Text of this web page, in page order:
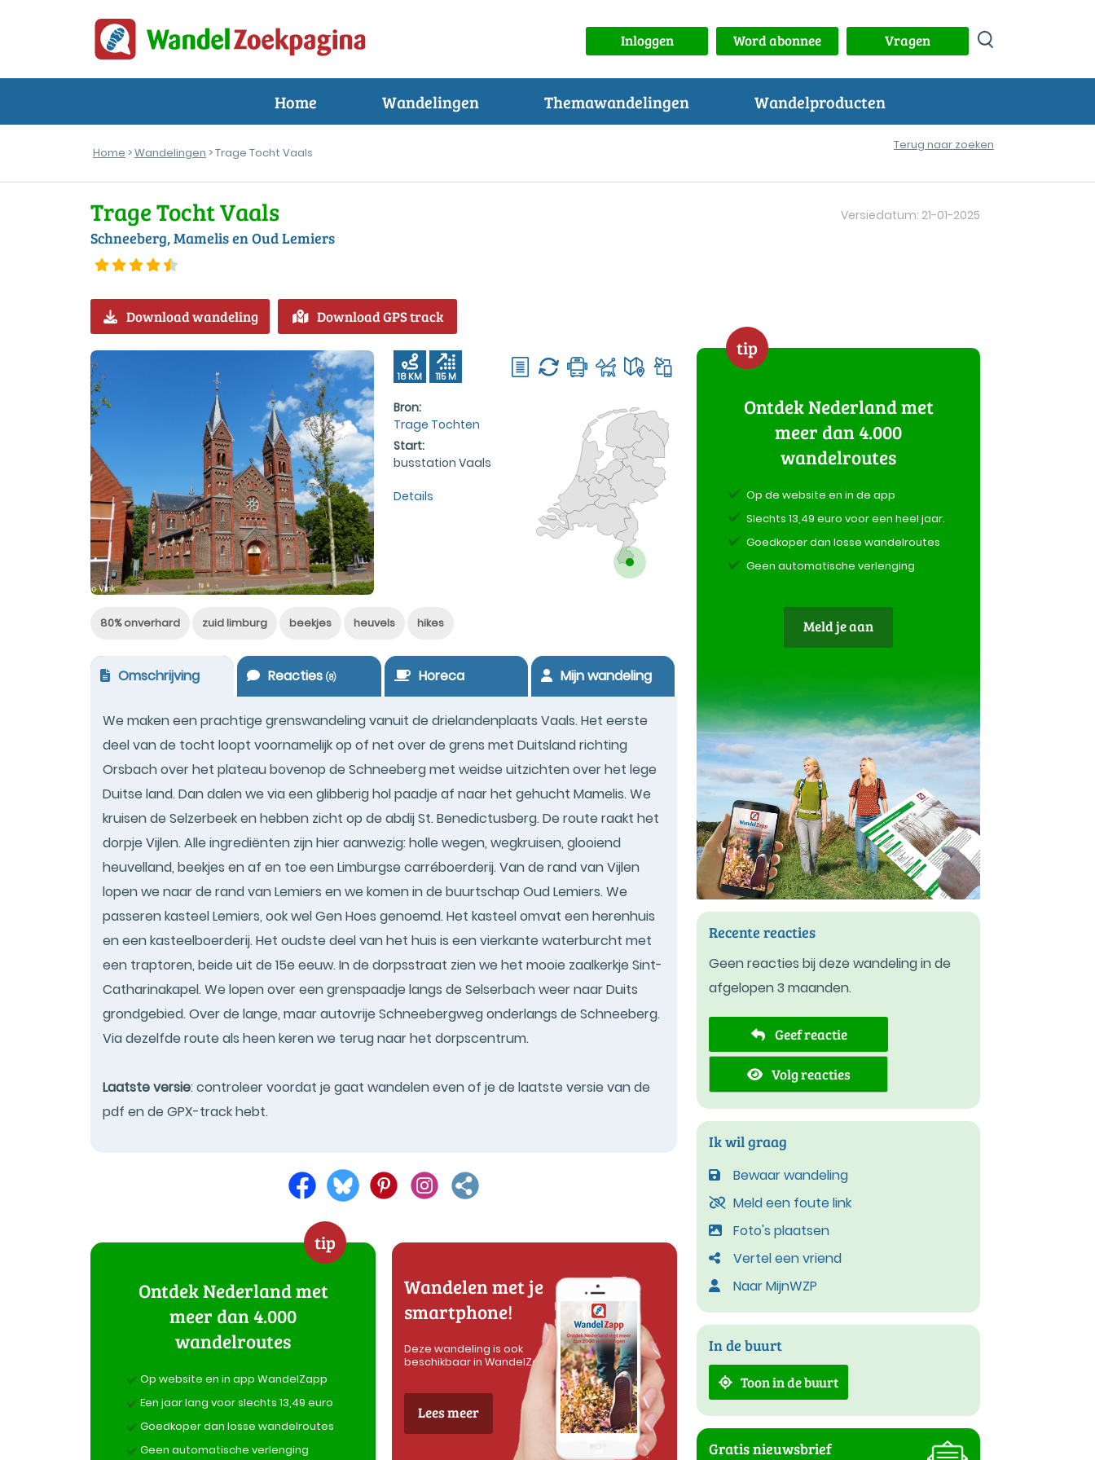
Inloggen Word abonnee Vragen
Home Wandelingen Themawandelingen Wandelproducten
Home >Wandelingen > Trage Tocht Vaals
Terug naar zoeken
Trage Tocht Vaals
Schneeberg, Mamelis en Oud Lemiers
Versiedatum: 21-01-2025
Download wandeling Download GPS track
18 KM 115 M
Bron:
Trage Tochten
Start:
busstation Vaals
Details
80% onverhard zuid limburg beekjes heuvels hikes
Omschrijving Reacties(8) Horeca Mijn wandeling
We maken een prachtige grenswandeling vanuit de drielandenplaats Vaals. Het eerste
deel van de tocht loopt voornamelijk op of net over de grens met Duitsland richting
Orsbach over het plateau bovenop de Schneeberg met weidse uitzichten over het lege
Duitse land. Dan dalen we via een glibberig hol paadje af naar het gehucht Mamelis. We
kruisen de Selzerbeek en hebben zicht op de abdij St. Benedictusberg. De route raakt het
dorpje Vijlen. Alle ingrediënten zijn hier aanwezig: holle wegen, wegkruisen, glooiend
heuvelland, beekjes en af en toe een Limburgse carréboerderij. Van de rand van Vijlen
lopen we naar de rand van Lemiers en we komen in de buurtschap Oud Lemiers. We
passeren kasteel Lemiers, ook wel Gen Hoes genoemd. Het kasteel omvat een herenhuis
en een kasteelboerderij. Het oudste deel van het huis is een vierkante waterburcht met
een traptoren, beide uit de 15e eeuw. In de dorpsstraat zien we het mooie zaalkerkje Sint-
Catharinakapel. We lopen over een grenspaadje langs de Selserbach weer naar Duits
grondgebied. Over de lange, maar autovrije Schneebergweg onderlangs de Schneeberg.
Via dezelfde route als heen keren we terug naar het dorpscentrum.
Laatste versie: controleer voordat je gaat wandelen even of je de laatste versie van de
pdf en de GPX-track hebt.
tip
Ontdek Nederland met
meer dan 4.000
wandelroutes
Op website en in app WandelZapp
Een jaar lang voor slechts 13,49 euro
Goedkoper dan losse wandelroutes
Geen automatische verlenging
Wandelen met je
smartphone!
Deze wandeling is ook
beschikbaar in WandelZapp
Lees meer
tip
Ontdek Nederland met
meer dan 4.000
wandelroutes
Op de website en in de app
Slechts 13,49 euro voor een heel jaar.
Goedkoper dan losse wandelroutes
Geen automatische verlenging
Meld je aan
Recente reacties
Geen reacties bij deze wandeling in de
afgelopen 3 maanden.
Geef reactie
Volg reacties
Ik wil graag
Bewaar wandeling
Meld een foute link
Foto's plaatsen
Vertel een vriend
Naar MijnWZP
In de buurt
Toon in de buurt
Gratis nieuwsbrief